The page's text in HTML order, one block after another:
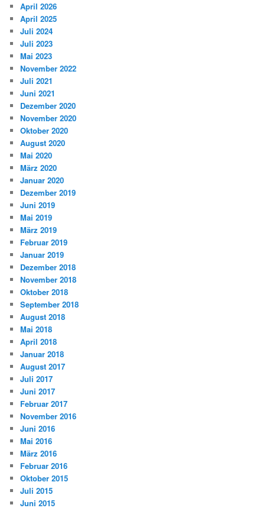
April 2026
April 2025
Juli 2024
Juli 2023
Mai 2023
November 2022
Juli 2021
Juni 2021
Dezember 2020
November 2020
Oktober 2020
August 2020
Mai 2020
März 2020
Januar 2020
Dezember 2019
Juni 2019
Mai 2019
März 2019
Februar 2019
Januar 2019
Dezember 2018
November 2018
Oktober 2018
September 2018
August 2018
Mai 2018
April 2018
Januar 2018
August 2017
Juli 2017
Juni 2017
Februar 2017
November 2016
Juni 2016
Mai 2016
März 2016
Februar 2016
Oktober 2015
Juli 2015
Juni 2015